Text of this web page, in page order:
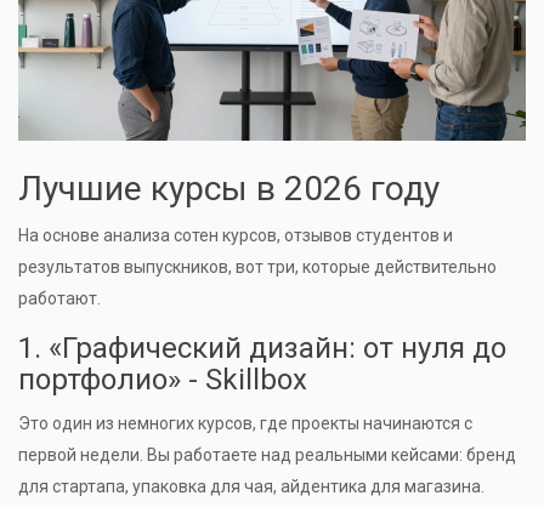
Лучшие курсы в 2026 году
На основе анализа сотен курсов, отзывов студентов и
результатов выпускников, вот три, которые действительно
работают.
1. «Графический дизайн: от нуля до
портфолио» - Skillbox
Это один из немногих курсов, где проекты начинаются с
первой недели. Вы работаете над реальными кейсами: бренд
для стартапа, упаковка для чая, айдентика для магазина.